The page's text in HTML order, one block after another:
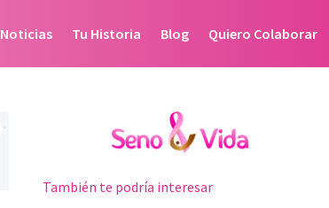
Noticias Tu Historia Blog Quiero Colaborar
También te podría interesar